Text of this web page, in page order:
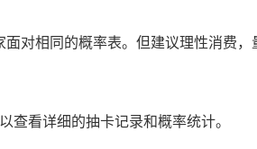
对相同的概率表。但建议理性消费，
看详细的抽卡记录和概率统计。